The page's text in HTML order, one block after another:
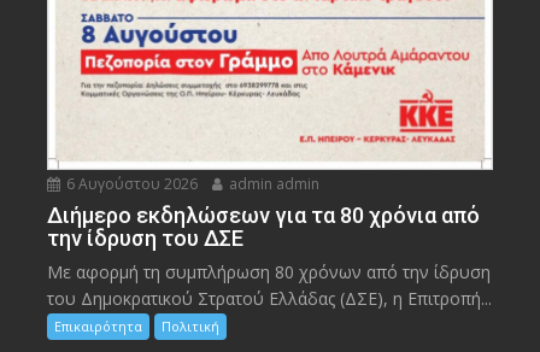
6 Αυγούστου 2026 admin admin
Διήμερο εκδηλώσεων για τα 80 χρόνια από
την ίδρυση του ΔΣΕ
Με αφορμή τη συμπλήρωση 80 χρόνων από την ίδρυση
του Δημοκρατικού Στρατού Ελλάδας (ΔΣΕ), η Επιτροπή...
Επικαιρότητα Πολιτική